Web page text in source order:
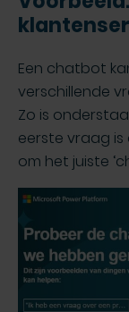
Een chatbot
verschillende
Zo is
eerste vraag
om het juiste